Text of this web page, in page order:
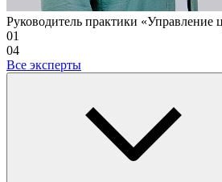
Руководитель практики «Управление
01
04
Все эксперты